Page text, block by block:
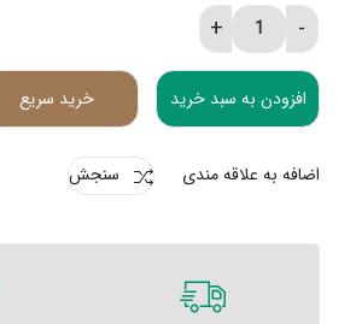
قطره ویتوکید الحاوی 15 میلی لیتر quantity
افزودن به سبد خرید خرید سریع
اضافه به علاقه مندی سنجش